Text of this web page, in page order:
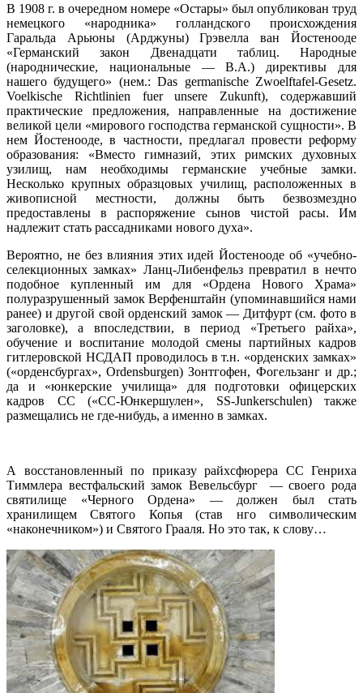
В 1908 г. в очередном номере «Остары» был опубликован труд
немецкого «народника» голландского происхождения
Гаральда Арьюны (Арджуны) Грэвелла ван Йостенооде
«Германский закон Двенадцати таблиц. Народные
(народнические, национальные — В.А.) директивы для
нашего будущего» (нем.: Das germanische Zwoelftafel-Gesetz.
Voelkische Richtlinien fuer unsere Zukunft), содержавший
практические предложения, направленные на достижение
великой цели «мирового господства германской сущности». В
нем Йостенооде, в частности, предлагал провести реформу
образования: «Вместо гимназий, этих римских духовных
узилищ, нам необходимы германские учебные замки.
Несколько крупных образцовых училищ, расположенных в
живописной местности, должны быть безвозмездно
предоставлены в распоряжение сынов чистой расы. Им
надлежит стать рассадниками нового духа».
Вероятно, не без влияния этих идей Йостенооде об «учебно-
селекционных замках» Ланц-Либенфельз превратил в нечто
подобное купленный им для «Ордена Нового Храма»
полуразрушенный замок Верфенштайн (упоминавшийся нами
ранее) и другой свой орденский замок — Дитфурт (см. фото в
заголовке), а впоследствии, в период «Третьего райха»,
обучение и воспитание молодой смены партийных кадров
гитлеровской НСДАП проводилось в т.н. «орденских замках»
(«орденсбургах», Ordensburgen) Зонтгофен, Фогельзанг и др.;
да и «юнкерские училища» для подготовки офицерских
кадров СС («СС-Юнкершулен», SS-Junkerschulen) также
размещались не где-нибудь, а именно в замках.
А восстановленный по приказу райхсфюрера СС Генриха
Тиммлера вестфальский замок Вевельсбург — своего рода
святилище «Черного Ордена» — должен был стать
хранилищем Святого Копья (став нго символическим
«наконечником») и Святого Грааля. Но это так, к слову…